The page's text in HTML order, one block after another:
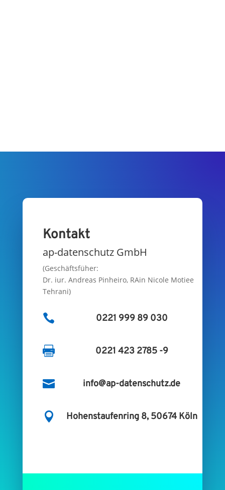
Kontakt
ap-datenschutz GmbH
(Geschäftsfüher:
Dr. iur. Andreas Pinheiro, RAin Nicole Motiee
Tehrani)
 0221 999 89 030
 0221 423 2785 -9
 info@ap-datenschutz.de
 Hohenstaufenring 8, 50674 Köln